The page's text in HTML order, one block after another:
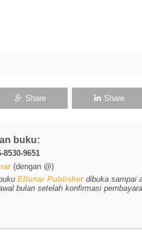
Share Share
buku:
8530-9651
(dengan @)
Ellunar Publisherdibuka sampai
bulan setelah konfirmasi